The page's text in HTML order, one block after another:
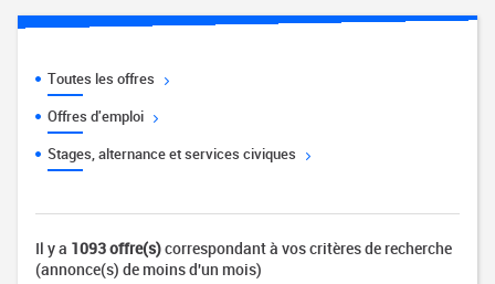
Toutes les offres
Offres d'emploi
Stages, alternance et services civiques
Il y a 1093 offre(s)correspondant à vos critères de recherche
(annonce(s) de moins d'un mois)